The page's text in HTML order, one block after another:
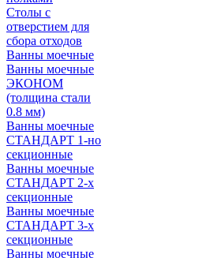
Столы с
отверстием для
сбора отходов
Ванны моечные
Ванны моечные
ЭКОНОМ
(толщина стали
0.8 мм)
Ванны моечные
СТАНДАРТ 1-но
секционные
Ванны моечные
СТАНДАРТ 2-х
секционные
Ванны моечные
СТАНДАРТ 3-х
секционные
Ванны моечные